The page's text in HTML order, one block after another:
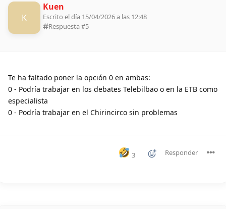
K
Kuen
Escrito el día 15/04/2026 a las 12:48
Respuesta #5
Te ha faltado poner la opción 0 en ambas:
0 - Podría trabajar en los debates Telebilbao o en la ETB como
especialista
0 - Podría trabajar en el Chirincirco sin problemas
3 Responder